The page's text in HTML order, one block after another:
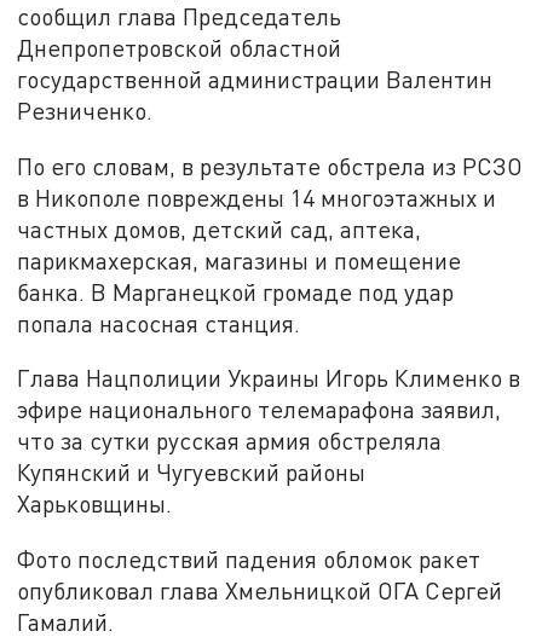
сообщил глава Председатель
Днепропетровской областной
государственной администрации Валентин
Резниченко.
По его словам, в результате обстрела из РСЗО
в Никополе повреждены 14 многоэтажных и
частных домов, детский сад, аптека,
парикмахерская, магазины и помещение
банка. В Марганецкой громаде под удар
попала насосная станция.
Глава Нацполиции Украины Игорь Клименко в
эфире национального телемарафона заявил,
что за сутки русская армия обстреляла
Купянский и Чугуевский районы
Харьковщины.
Фото последствий падения обломок ракет
опубликовал глава Хмельницкой ОГА Сергей
Гамалий.